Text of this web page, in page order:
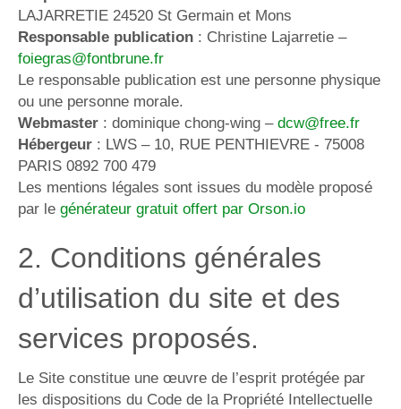
LAJARRETIE 24520 St Germain et Mons
Responsable publication : Christine Lajarretie –
foiegras@fontbrune.fr
Le responsable publication est une personne physique
ou une personne morale.
Webmaster : dominique chong-wing – dcw@free.fr
Hébergeur : LWS – 10, RUE PENTHIEVRE - 75008
PARIS 0892 700 479
Les mentions légales sont issues du modèle proposé
par le générateur gratuit offert par Orson.io
2. Conditions générales
d’utilisation du site et des
services proposés.
Le Site constitue une œuvre de l’esprit protégée par
les dispositions du Code de la Propriété Intellectuelle